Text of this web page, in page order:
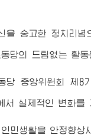
을 숭고한 정치리
당의 드팀없는 활동
당 중앙위원회 제8
서 실제적인 변화를
민생활을 안정향상